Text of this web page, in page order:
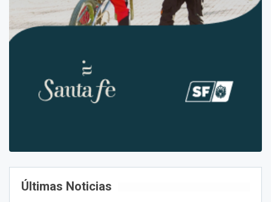
Últimas Noticias